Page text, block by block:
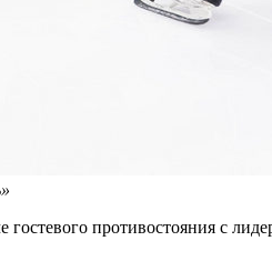
гостевого противостояния с